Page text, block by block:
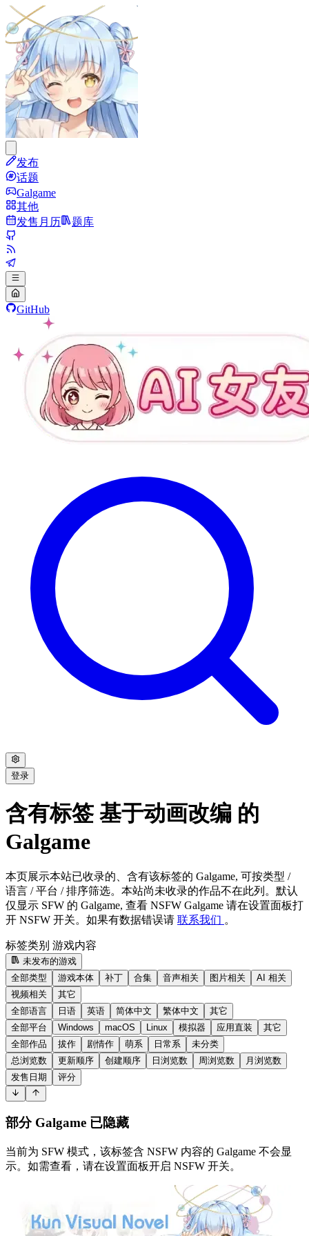
发布
话题
Galgame
其他
发售月历
题库
GitHub
登录
含有标签 基于动画改编 的
Galgame
本页展示本站已收录的、含有该标签的 Galgame, 可按类型 /
语言 / 平台 / 排序筛选。本站尚未收录的作品不在此列。默认
仅显示 SFW 的 Galgame, 查看 NSFW Galgame 请在设置面板打
开 NSFW 开关。如果有数据错误请 联系我们 。
标签类别 游戏内容
未发布的游戏
全部类型
游戏本体 补丁 合集 音声相关 图片相关
AI 相关
视频相关
其它
全部语言
日语 英语 简体中文 繁体中文
其它
全部平台
Windows macOS Linux 模拟器 应用直装
其它
全部作品
拔作 剧情作 萌系 日常系
未分类
总浏览数
更新顺序 创建顺序 日浏览数 周浏览数
月浏览数
发售日期
评分
部分 Galgame 已隐藏
当前为 SFW 模式，该标签含 NSFW 内容的 Galgame 不会显
示。如需查看，请在设置面板开启 NSFW 开关。